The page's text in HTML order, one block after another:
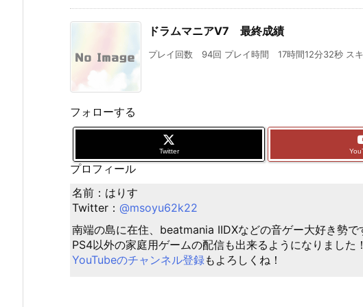
ドラムマニアV7 最終成績
プレイ回数 94回 プレイ時間 17時間12分32秒
フォローする
Twitter
プロフィール
名前：はりす
Twitter： @msoyu62k22
南端の島に在住、beatmania IIDXなどの音ゲー大好き勢で
PS4以外の家庭用ゲームの配信も出来るようになりました！
YouTubeのチャンネル登録もよろしくね！